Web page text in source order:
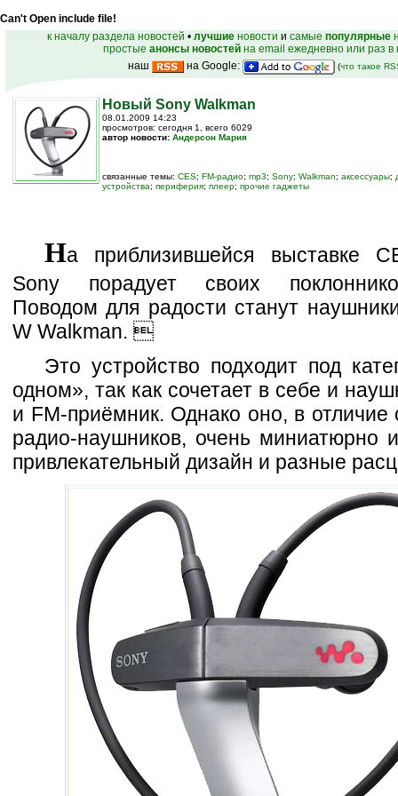
Can't Open include file!
к началу раздела новостей • лучшие новости и самые популярные
простые анонсы новостей на email ежедневно или раз
наш
на Google: (что такое
Новый Sony Walkman
08.01.2009 14:23
просмотров: сегодня 1, всего 6029
автор новости: Андерсон Мария
связанные темы: CES; FM-радио; mp3; Sony; Walkman; аксессуары;
устройства; периферия; плеер; прочие гаджеты
На приблизившейся выставке
Sony порадует своих
Поводом для радости станут
W Walkman. 
Это устройство подходит под
одном», так как сочетает в себе и
и FM-приёмник. Однако оно, в отличие
радио-наушников, очень миниатюрно
привлекательный дизайн и разные